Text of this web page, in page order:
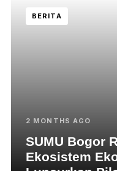
BERITA
2 MONTHS AGO
SUMU Bogor
Ekosistem